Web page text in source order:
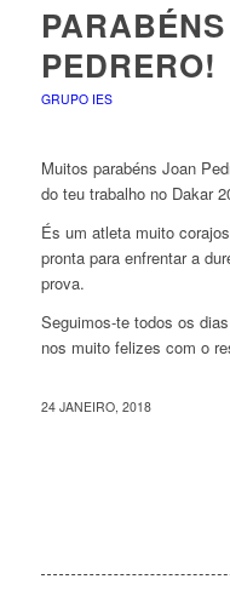
PEDRERO!
GRUPO IES
Muitos parabéns Joan
do teu trabalho no Dakar
És um atleta muito
pronta para enfrentar a
prova.
Seguimos-te todos os
nos muito felizes com o
24 JANEIRO, 2018